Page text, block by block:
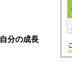
自分の成長